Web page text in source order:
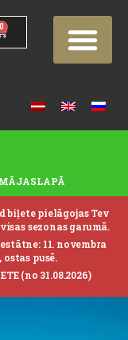
0
biļete pielāgojas Tev
sezonas garumā.
11. novembra
pusē.
(no 31.08.2026)